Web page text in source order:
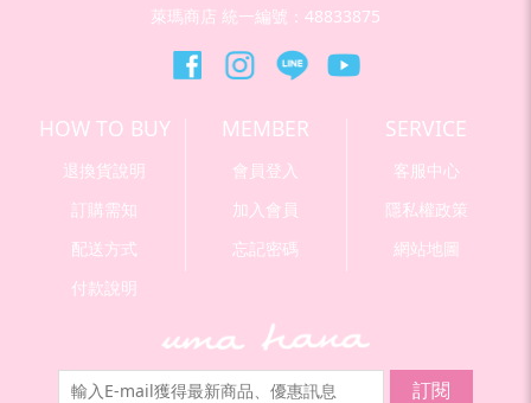
萊瑪商店 統一編號：48833875
HOW TO BUY
退換貨說明
訂購需知
配送方式
付款說明
MEMBER
會員登入
加入會員
忘記密碼
SERVICE
客服中心
隱私權政策
網站地圖
訂閱